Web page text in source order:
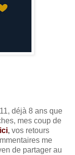
déjà 8 ans que
mes coup de
, vos retours
me
de partager au